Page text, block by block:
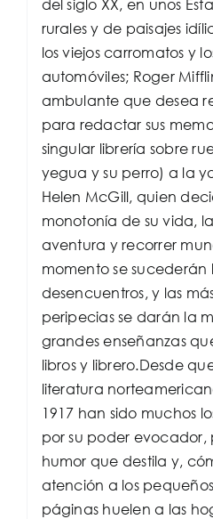
rurales y de paisajes
los viejos carromatos y
automóviles; Roger
ambulante que desea
para redactar sus
singular librería sobre
yegua y su perro) a la
Helen McGill, quien
monotonía de su vida,
aventura y recorrer
momento se sucederán
desencuentros, y las
peripecias se darán la
grandes enseñanzas
libros y librero.Desde
literatura
1917 han sido muchos
por su poder
humor que destila y,
atención a los
páginas huelen a las